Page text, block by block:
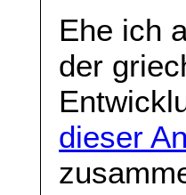
Ehe ich
der
dieser